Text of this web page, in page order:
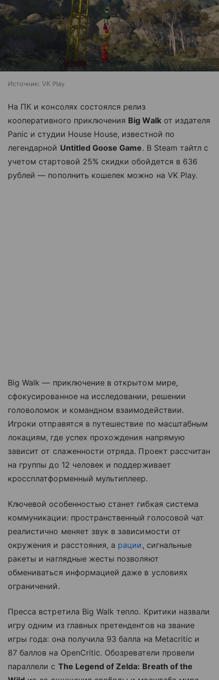
Источник: VK Play
На ПК и консолях состоялся релиз
кооперативного приключения Big Walkот издателя
Panic и студии House House, известной по
легендарной Untitled Goose Game. В Steam тайтл с
учетом стартовой 25% скидки обойдется в 636
рублей — пополнить кошелек можно на VK Play.
Big Walk — приключение в открытом мире,
сфокусированное на исследовании, решении
головоломок и командном взаимодействии.
Игроки отправятся в путешествие по масштабным
локациям, где успех прохождения напрямую
зависит от слаженности отряда. Проект рассчитан
на группы до 12 человек и поддерживает
кроссплатформенный мультиплеер.
Ключевой особенностью станет гибкая система
коммуникации: пространственный голосовой чат
реалистично меняет звук в зависимости от
окружения и расстояния, а рации, сигнальные
ракеты и наглядные жесты позволяют
обмениваться информацией даже в условиях
ограничений.
Пресса встретила Big Walk тепло. Критики назвали
игру одним из главных претендентов на звание
игры года: она получила 93 балла на Metacritic и
87 баллов на OpenCritic. Обозреватели провели
параллели с The Legend of Zelda: Breath of the